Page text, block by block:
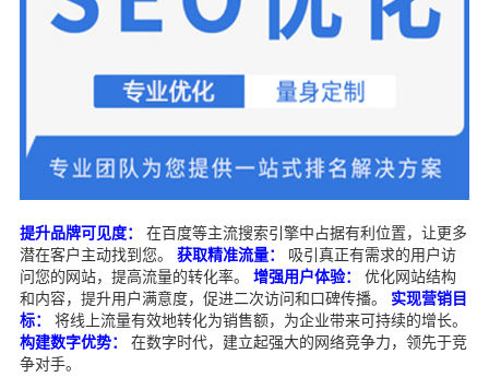
提升品牌可见度：
在百度等主流搜索引擎中占据有利位置，让更多
潜在客户主动找到您。 获取精准流量：
吸引真正有需求的用户访
问您的网站，提高流量的转化率。 增强用户体验：
优化网站结构
和内容，提升用户满意度，促进二次访问和口碑传播。 实现营销目
标：
将线上流量有效地转化为销售额，为企业带来可持续的增长。
构建数字优势：
在数字时代，建立起强大的网络竞争力，领先于竞
争对手。